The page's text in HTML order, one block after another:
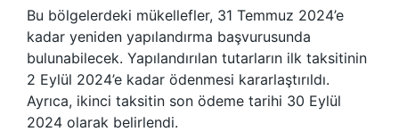
Bu bölgelerdeki mükellefler, 31 Temmuz 2024’e
kadar yeniden yapılandırma başvurusunda
bulunabilecek. Yapılandırılan tutarların ilk taksitinin
2 Eylül 2024’e kadar ödenmesi kararlaştırıldı.
Ayrıca, ikinci taksitin son ödeme tarihi 30 Eylül
2024 olarak belirlendi.